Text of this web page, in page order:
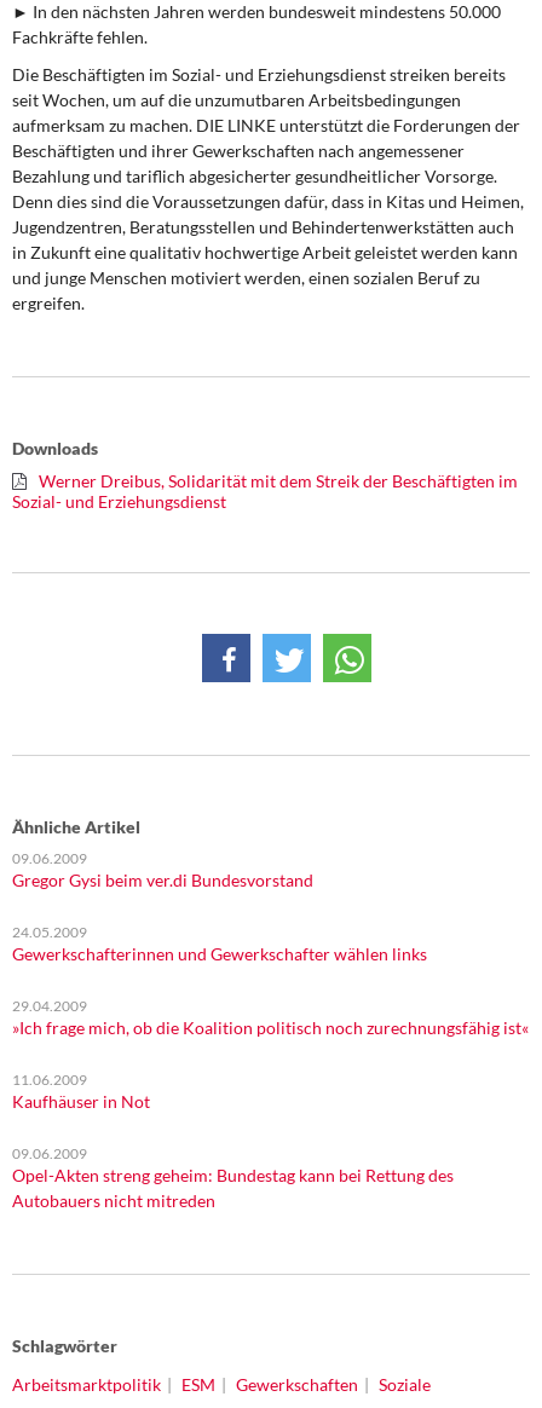
Rosa-Luxemburg-Stiftung
Über mich
Kontakt
► In den nächsten Jahren werden bundesweit mindestens 50.000
Fachkräfte fehlen.
Die Beschäftigten im Sozial- und Erziehungsdienst streiken bereits
seit Wochen, um auf die unzumutbaren Arbeitsbedingungen
aufmerksam zu machen. DIE LINKE unterstützt die Forderungen der
Beschäftigten und ihrer Gewerkschaften nach angemessener
Bezahlung und tariflich abgesicherter gesundheitlicher Vorsorge.
Denn dies sind die Voraussetzungen dafür, dass in Kitas und Heimen,
Jugendzentren, Beratungsstellen und Behindertenwerkstätten auch
in Zukunft eine qualitativ hochwertige Arbeit geleistet werden kann
und junge Menschen motiviert werden, einen sozialen Beruf zu
ergreifen.
Downloads
Werner Dreibus, Solidarität mit dem Streik der Beschäftigten im
Sozial- und Erziehungsdienst
Ähnliche Artikel
09.06.2009
Gregor Gysi beim ver.di Bundesvorstand
24.05.2009
Gewerkschafterinnen und Gewerkschafter wählen links
29.04.2009
»Ich frage mich, ob die Koalition politisch noch zurechnungsfähig ist«
11.06.2009
Kaufhäuser in Not
09.06.2009
Opel-Akten streng geheim: Bundestag kann bei Rettung des
Autobauers nicht mitreden
Schlagwörter
Arbeitsmarktpolitik
ESM Gewerkschaften Soziale